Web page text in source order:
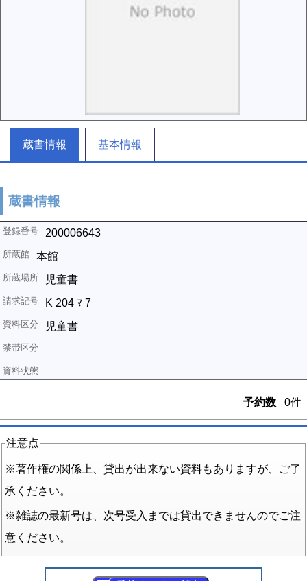
蔵書情報 基本情報
蔵書情報
200006643
本館
児童書
K 204 ﾏ 7
児童書
予約数 0件
注意点
※著作権の関係上、貸出が出来ない資料もありますが、ご了
承ください。
※雑誌の最新号は、次号受入までは貸出できませんのでご注
意ください。